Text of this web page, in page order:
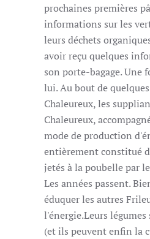
prochaines premières
informations sur les
leurs déchets
avoir reçu quelques
son porte-bagage. Une
lui. Au bout de
Chaleureux, les
Chaleureux,
mode de production
entièrement constitué
jetés à la poubelle par
Les années passent.
éduquer les autres
l'énergie.Leurs
(et ils peuvent enfin la